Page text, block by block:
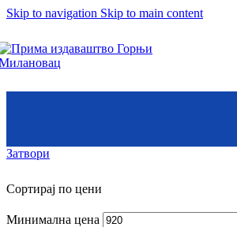
Skip to navigation Skip to main content
народа – народне и ауторске.
крилати јунаци,
али и страшни демони,
Вилинске
Затвори
Сортирај по цени
Минимална цена